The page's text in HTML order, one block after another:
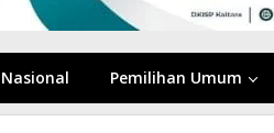
Nasional Pemilihan Umum